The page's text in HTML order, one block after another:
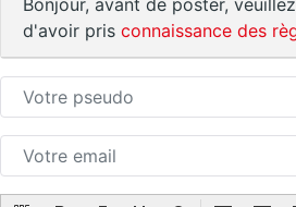
Bonjour, avant de poster,
d'avoir pris connaissance des